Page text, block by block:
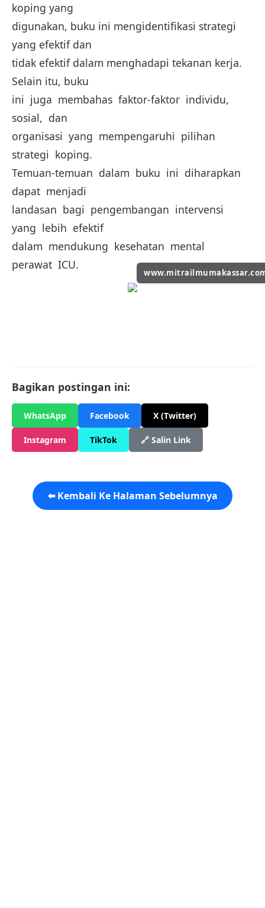
koping yang
digunakan, buku ini mengidentifikasi strategi
yang efektif dan
tidak efektif dalam menghadapi tekanan kerja.
Selain itu, buku
ini juga membahas faktor-faktor individu,
sosial, dan
organisasi yang mempengaruhi pilihan
strategi koping.
Temuan-temuan dalam buku ini diharapkan
dapat menjadi
landasan bagi pengembangan intervensi
yang lebih efektif
dalam mendukung kesehatan mental
perawat ICU.
Bagikan postingan ini:
WhatsApp Facebook X (Twitter)
Instagram TikTok 🔗 Salin Link
⬅️ Kembali Ke Halaman Sebelumnya